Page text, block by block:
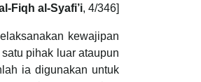
Fiqh al-Syafi’i, 4/346]
kewajipan
pihak luar ataupun
ia digunakan untuk